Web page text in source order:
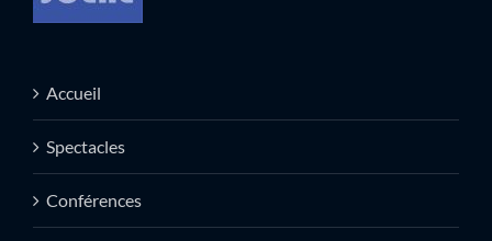
Accueil
Spectacles
Conférences